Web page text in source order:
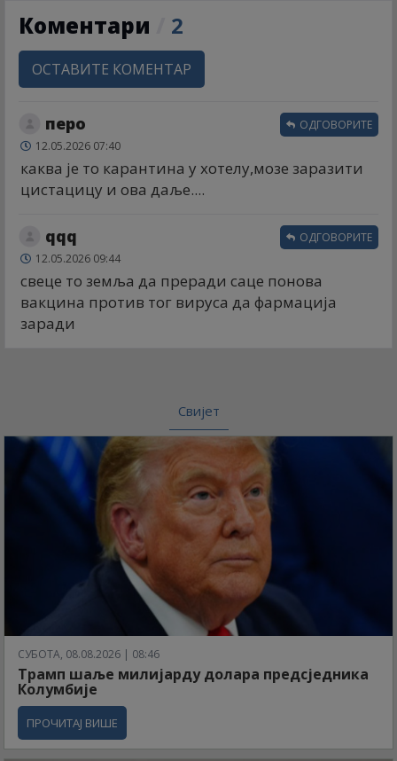
Коментари 2
ОСТАВИТЕ КОМЕНТАР
перо
12.05.2026 07:40
каква је то карантина у хотелу,мозе заразити
цистацицу и ова даље....
ОДГОВОРИТЕ
qqq
12.05.2026 09:44
свеце то земља да преради саце понова
вакцина против тог вируса да фармација
заради
ОДГОВОРИТЕ
Свијет
СУБОТА, 08.08.2026 | 08:46
Трамп шаље милијарду долара предсједника
Колумбије
ПРОЧИТАЈ ВИШЕ